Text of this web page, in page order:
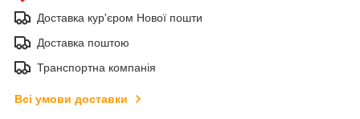
Доставка кур'єром Нової пошти
Доставка поштою
Транспортна компанія
Всі умови доставки